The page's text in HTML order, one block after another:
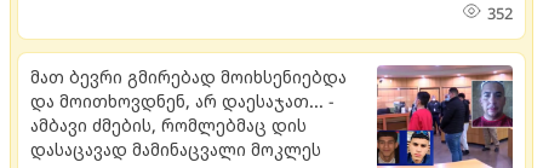
352
მათ ბევრი გმირებად მოიხსენიებდა
და მოითხოვდნენ, არ დაესაჯათ... -
ამბავი ძმების, რომლებმაც დის
დასაცავად მამინაცვალი მოკლეს